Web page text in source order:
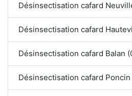
Désinsectisation cafard
Désinsectisation cafard
Désinsectisation cafard Balan
Désinsectisation cafard Poncin